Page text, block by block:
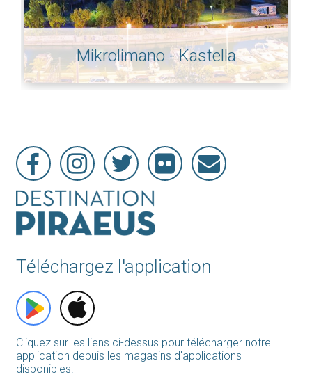
Mikrolimano - Kastella
Téléchargez l'application
Cliquez sur les liens ci-dessus pour télécharger notre
application depuis les magasins d'applications
disponibles.